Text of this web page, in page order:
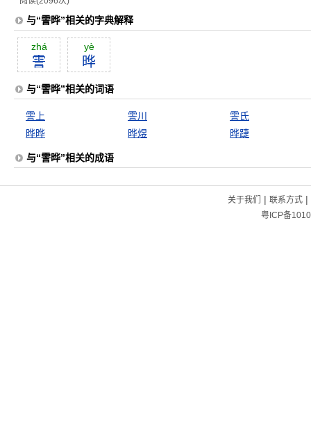
与“霅晔”相关的字典解释
zhá
霅
yè
晔
与“霅晔”相关的词语
霅上 霅川
霅氏
晔晔
晔煜 晔踕
与“霅晔”相关的成语
关于我们 | 联系方式|
粤ICP备